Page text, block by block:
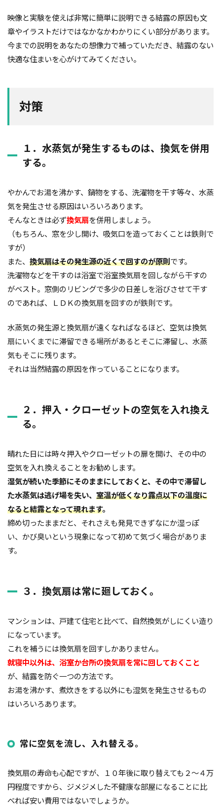
映像と実験を使えば非常に簡単に説明できる結露の原因も文
章やイラストだけではなかなかわかりにくい部分があります。
今までの説明をあなたの想像力で補っていただき、結露のない
快適な住まいを心がけてみてください。
対策
１．水蒸気が発生するものは、換気を併用
する。
やかんでお湯を沸かす、鍋物をする、洗濯物を干す等々、水蒸
気を発生させる原因はいろいろあります。
そんなときは必ず換気扇を併用しましょう。
（もちろん、窓を少し開け、吸気口を造っておくことは鉄則で
すが）
また、 換気扇はその発生源の近くで回すのが原則です。
洗濯物などを干すのは浴室で浴室換気扇を回しながら干すの
がベスト。窓側のリビングで多少の日差しを浴びさせて干す
のであれば、ＬＤＫの換気扇を回すのが鉄則です。
水蒸気の発生源と換気扇が遠くなればなるほど、空気は換気
扇にいくまでに滞留できる場所があるとそこに滞留し、水蒸
気もそこに残ります。
それは当然結露の原因を作っていることになります。
２．押入・クローゼットの空気を入れ換え
る。
晴れた日には時々押入やクローゼットの扉を開け、その中の
空気を入れ換えることをお勧めします。
湿気が続いた季節にそのままにしておくと、その中で滞留し
た水蒸気は逃げ場を失い、 室温が低くなり露点以下の温度に
なると結露となって現れます。
締め切ったままだと、それさえも発見できずなにか湿っぽ
い、かび臭いという現象になって初めて気づく場合がありま
す。
３．換気扇は常に廻しておく。
マンションは、戸建て住宅と比べて、自然換気がしにくい造り
になっています。
これを補うには換気扇を回すしかありません。
就寝中以外は、浴室か台所の換気扇を常に回しておくこと
が、結露を防ぐ一つの方法です。
お湯を沸かす、煮炊きをする以外にも湿気を発生させるもの
はいろいろあります。
常に空気を流し、入れ替える。
換気扇の寿命も心配ですが、１０年後に取り替えても２～４万
円程度ですから、ジメジメした不健康な部屋になることに比
べれば安い費用ではないでしょうか。